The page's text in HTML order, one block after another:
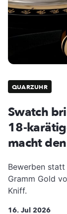
QUARZUHR
Swatch
18-
macht
Bewerben
Gramm Gold
Kniff.
16. Jul 2026